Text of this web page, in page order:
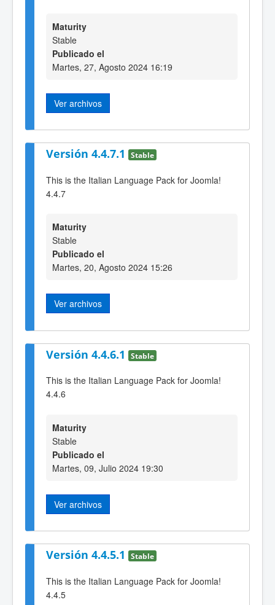
Maturity
Stable
Publicado el
Martes, 27, Agosto 2024 16:19
Ver archivos
Versión 4.4.7.1 Stable
This is the Italian Language Pack for Joomla!
4.4.7
Maturity
Stable
Publicado el
Martes, 20, Agosto 2024 15:26
Ver archivos
Versión 4.4.6.1 Stable
This is the Italian Language Pack for Joomla!
4.4.6
Maturity
Stable
Publicado el
Martes, 09, Julio 2024 19:30
Ver archivos
Versión 4.4.5.1 Stable
This is the Italian Language Pack for Joomla!
4.4.5